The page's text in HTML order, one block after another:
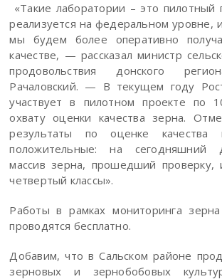
«Такие лаборатории – это пилотный
реализуется на федеральном
мы будем более оперативно
качестве, — рассказал министр
продовольствия донского
Рачаловский. — В текущем году
участвует в пилотном проекте по
охвату оценки качества зерна.
результаты по оценке качества
положительные: на сегодняшний
массив зерна, прошедший проверку,
четвертый классы».
Работы в рамках мониторинга
проводятся бесплатно.
Добавим, что в Сальском районе
зерновых и зернобобовых